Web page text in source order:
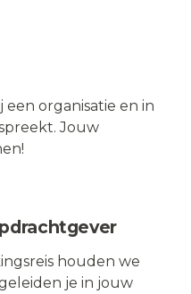
een organisatie en in
Jouw
houden we
je in jouw